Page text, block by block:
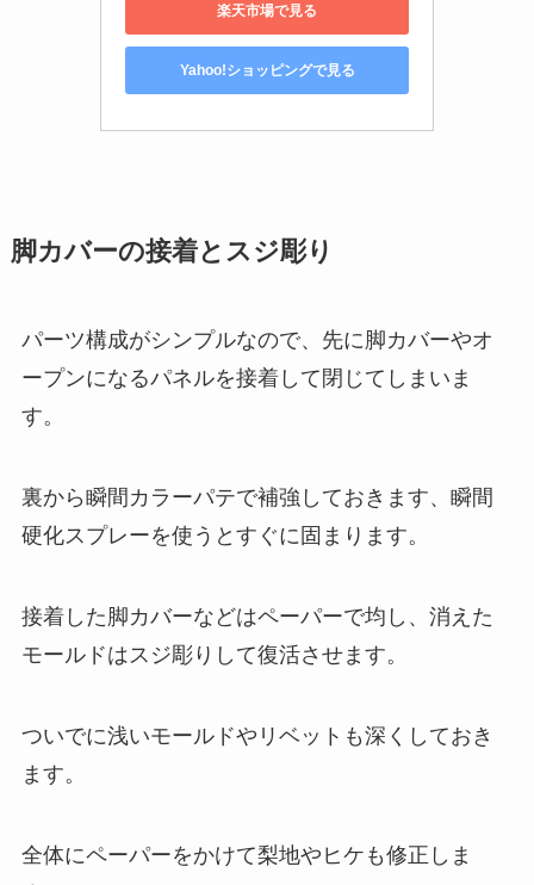
楽天市場で見る
Yahoo!ショッピングで見る
脚カバーの接着とスジ彫り
パーツ構成がシンプルなので、先に脚カバーやオ
ープンになるパネルを接着して閉じてしまいま
す。
裏から瞬間カラーパテで補強しておきます、瞬間
硬化スプレーを使うとすぐに固まります。
接着した脚カバーなどはペーパーで均し、消えた
モールドはスジ彫りして復活させます。
ついでに浅いモールドやリベットも深くしておき
ます。
全体にペーパーをかけて梨地やヒケも修正しま